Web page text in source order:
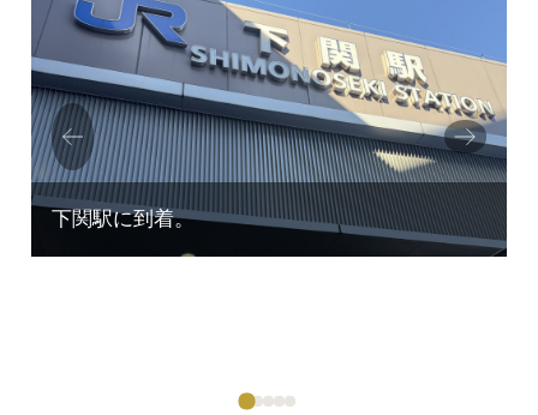
Prev
ious
Next